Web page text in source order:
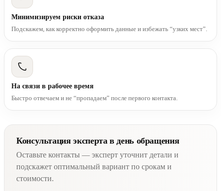
Минимизируем риски отказа
Подскажем, как корректно оформить данные и избежать “узких мест”.
На связи в рабочее время
Быстро отвечаем и не “пропадаем” после первого контакта.
Консультация эксперта в день обращения
Оставьте контакты — эксперт уточнит детали и
подскажет оптимальный вариант по срокам и
стоимости.